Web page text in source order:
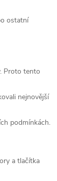
ostatní
Proto tento
nejnovější
podmínkách.
a tlačítka